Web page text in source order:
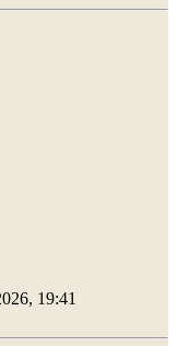
19:41